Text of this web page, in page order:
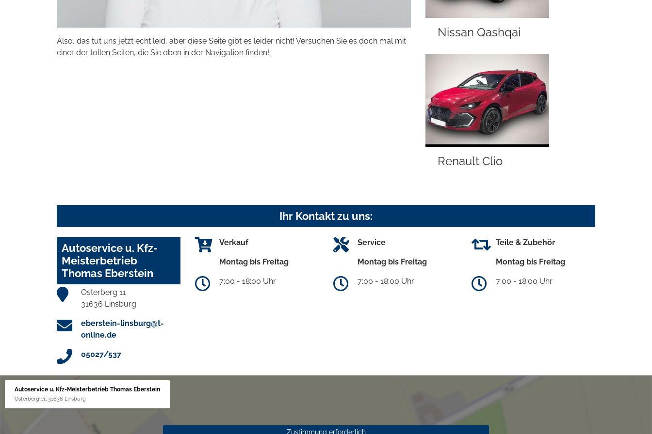
Also, das tut uns jetzt echt leid, aber diese Seite gibt es leider nicht! Versuchen Sie es doch mal mit
einer der tollen Seiten, die Sie oben in der Navigation finden!
Nissan Qashqai
Renault Clio
Ihr Kontakt zu uns:
Autoservice u. Kfz-
Meisterbetrieb
Thomas Eberstein
Osterberg 11
31636 Linsburg
eberstein-linsburg@t-
online.de
05027/537
Verkauf
Montag bis Freitag
7:00 - 18:00 Uhr
Service
Montag bis Freitag
7:00 - 18:00 Uhr
Teile & Zubehör
Montag bis Freitag
7:00 - 18:00 Uhr
Autoservice u. Kfz-Meisterbetrieb Thomas Eberstein
Osterberg 11, 31636 Linsburg
Zustimmung erforderlich